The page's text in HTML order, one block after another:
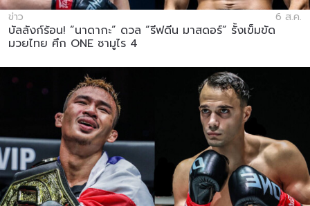
ข่าว 6 ส.ค.
บัลลังก์ร้อน! “นาดากะ” ดวล “รีฟดีน มาสดอร์” รั้งเข็มขัด
มวยไทย ศึก ONE ซามูไร 4